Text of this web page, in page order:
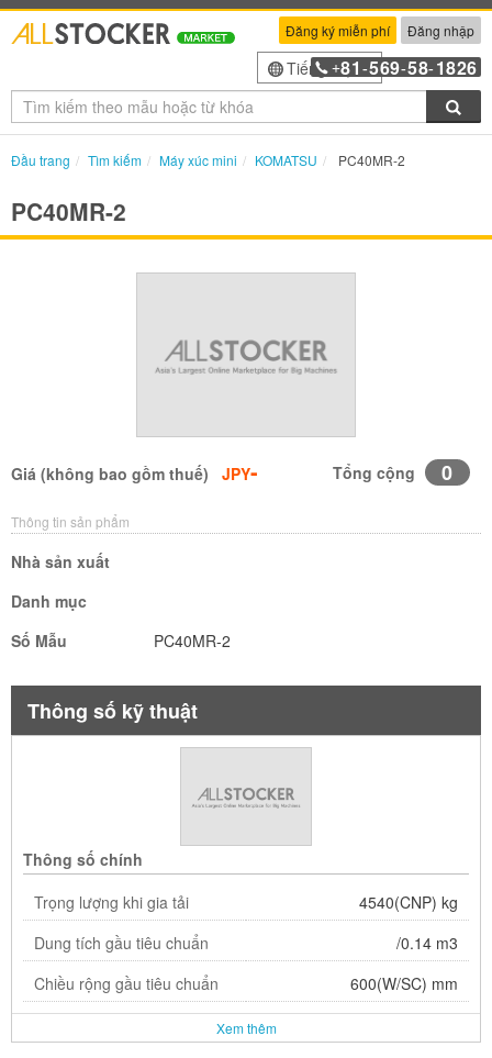
Đăng ký miễn phí Đăng nhập
Tiếng Việt
+81 -569-58-1826
Đầu trang Tìm kiếm Máy xúc mini KOMATSU PC40MR-2
PC40MR-2
Giá (không bao gồm thuế) JPY- Tổng cộng 0
Thông tin sản phẩm
Nhà sản xuất
Danh mục
Số Mẫu
PC40MR-2
Thông số kỹ thuật
Thông số chính
Trọng lượng khi gia tải
4540(CNP) kg
Dung tích gầu tiêu chuẩn
/0.14 m3
Chiều rộng gầu tiêu chuẩn
600(W/SC) mm
Xem thêm